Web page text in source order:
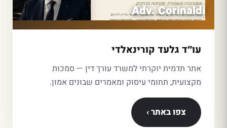
Adv. Corinaldi
עו״ד גלעד קורינאלדי
אתר תדמית יוקרתי למשרד עורך דין — סמכות
מקצועית, תחומי עיסוק ומאמרים שבונים אמון.
צפו באתר ›